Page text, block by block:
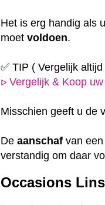
Het is erg handig als
moetvoldoen.
✅ TIP ( Vergelijk
ᐅVergelijk & Koop
Misschien geeft u de
Deaanschaf van een
verstandig om daar
Occasions